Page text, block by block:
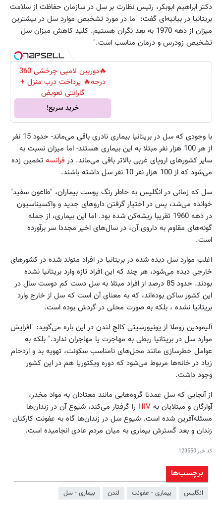
دکتر ابراهیم ابوبکر، رئیس نظارت بر سل در سازمان حفاظت از سلامت
بریتانیا در بیانیه‌ای گفت: "ما در مورد تشخیص موارد سل در بیشترین
میزان از دهه 1970 به بعد نگران هستیم. کلید کاهش میزان سل
تشخیص زودرس و درمان مناسب است."
🔥دوربین لامپی چرخشی 360
درجه🔥 پرداخت درب منزل +
گارانتی تعویض
خرید سریع!
با وجودی که سل در بریتانیا بیماری نادری باقی می‌ماند- حدود 15 نفر
از هر 100 هزار نفر مبتلا به این بیماری هستند- اما میزان نسبت به
سایر کشورهای اروپای غربی بالاتر باقی می‌ماند. در فرانسه تخمین زده
می‌شود که از 100 هزار نفر 10 نفر سل داشته باشند.
سل که زمانی در انگلیس به خاطر رنگ پوست بیماران، "طاعون سفید"
خوانده می‌شد، پس در اختیار گرفتن داروهای جدید و واکسیناسیون
در دهه 1960 تقریبا ریشه‌کن شده بود. اما این بیماری، از جمله
گونه‌های مقاوم به داروی آن، در سال‌های اخیر مجددا سر برآورده
است.
اغلب موارد سل دیده شده در بریتانیا در افراد متولد شده در کشورهای
خارجی دیده می‌شود، هر چند که این افراد تازه وارد بریتانیا نشده
بودند. حدود 85 درصد از افراد مبتلا به سل دست کم دوست سال در
این کشور ساکن بوده‌اند،‌ که به معنای آن است که سل از خارج وارد
بریتانیا نشده ، بلکه به صورت محلی در گردش بوده است.
آلیمودین زوملا از یونیورسیتی کالج لندن در این باره می‌گوید: "افزایش
موارد سل در بریتانیا ربطی به مهاجرت یا مهاجران ندارد." بلکه به
عوامل خطرسازی مانند محل‌های نامناسب سکونت، تهویه بد و ازدحام
زیاد در خانه‌ها مربوط می‌شود که دوره ویکتوریا هم در این کشور
وجود داشت.
از آنجایی که سل عمدتا گروه‌هایی مانند معتادان به مواد مخدر،
آوارگان و مبتلایان به HIV را گرفتار می‌کند، شیوع آن در زندان‌ها
مسئله‌آفرین شده است. شیوع سل در زندان‌ها گاه به عفونت کارکنان
زندان و بعد گسترش بیماری به میان مردم عادی انجامیده است.
کد خبر123550
برچسب‌ها
انگلیس بیماری - عفونت لندن بیماری - سل